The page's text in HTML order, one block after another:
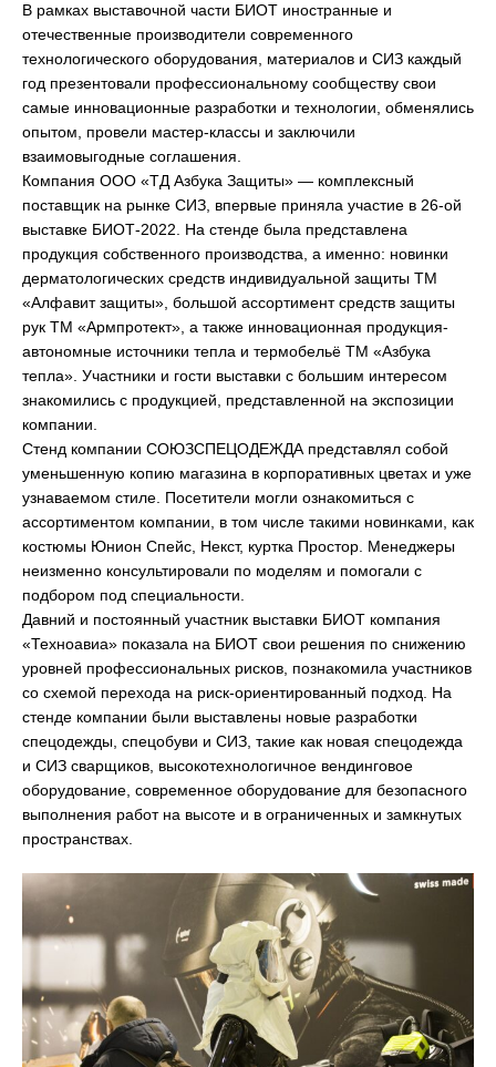
В рамках выставочной части БИОТ иностранные и
отечественные производители современного
технологического оборудования, материалов и СИЗ каждый
год презентовали профессиональному сообществу свои
самые инновационные разработки и технологии, обменялись
опытом, провели мастер-классы и заключили
взаимовыгодные соглашения.
Компания ООО «ТД Азбука Защиты» — комплексный
поставщик на рынке СИЗ, впервые приняла участие в 26-ой
выставке БИОТ-2022. На стенде была представлена
продукция собственного производства, а именно: новинки
дерматологических средств индивидуальной защиты ТМ
«Алфавит защиты», большой ассортимент средств защиты
рук ТМ «Армпротект», а также инновационная продукция-
автономные источники тепла и термобельё ТМ «Азбука
тепла». Участники и гости выставки с большим интересом
знакомились с продукцией, представленной на экспозиции
компании.
Стенд компании СОЮЗСПЕЦОДЕЖДА представлял собой
уменьшенную копию магазина в корпоративных цветах и уже
узнаваемом стиле. Посетители могли ознакомиться с
ассортиментом компании, в том числе такими новинками, как
костюмы Юнион Спейс, Некст, куртка Простор. Менеджеры
неизменно консультировали по моделям и помогали с
подбором под специальности.
Давний и постоянный участник выставки БИОТ компания
«Техноавиа» показала на БИОТ свои решения по снижению
уровней профессиональных рисков, познакомила участников
со схемой перехода на риск-ориентированный подход. На
стенде компании были выставлены новые разработки
спецодежды, спецобуви и СИЗ, такие как новая спецодежда
и СИЗ сварщиков, высокотехнологичное вендинговое
оборудование, современное оборудование для безопасного
выполнения работ на высоте и в ограниченных и замкнутых
пространствах.